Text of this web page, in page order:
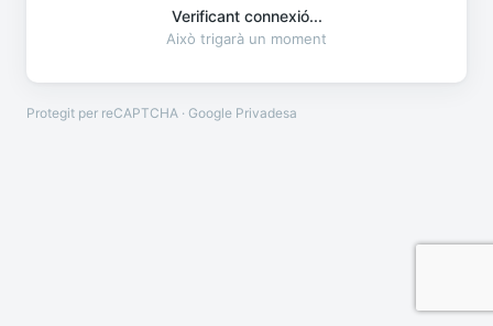
Verificant connexió...
Això trigarà un moment
Protegit per reCAPTCHA · Google Privadesa